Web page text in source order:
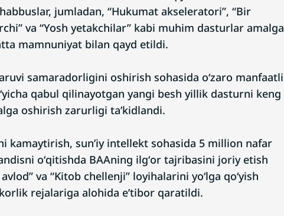
jumladan, “Hukumat akseleratori”, “Bir
va “Yosh yetakchilar” kabi muhim dasturlar amalga
mamnuniyat bilan qayd etildi.
samaradorligini oshirish sohasida oʻzaro manfaatli
qabul qilinayotgan yangi besh yillik dasturni keng
oshirish zarurligi taʼkidlandi.
kamaytirish, sunʼiy intellekt sohasida 5 million nafar
oʻqitishda BAAning ilgʻor tajribasini joriy etish
va “Kitob chellenji” loyihalarini yoʻlga qoʻyish
rejalariga alohida eʼtibor qaratildi.